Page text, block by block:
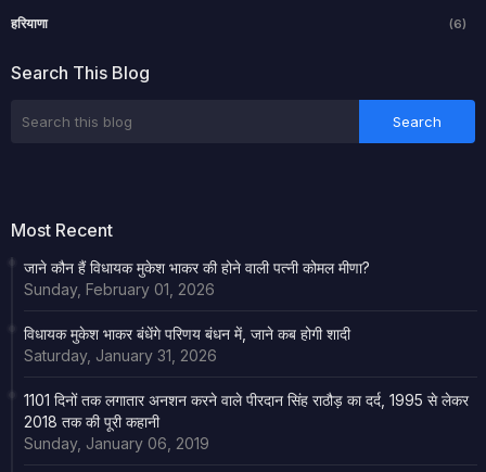
हरियाणा (6)
Search This Blog
Most Recent
जाने कौन हैं विधायक मुकेश भाकर की होने वाली पत्नी कोमल मीणा?
Sunday, February 01, 2026
विधायक मुकेश भाकर बंधेंगे परिणय बंधन में, जाने कब होगी शादी
Saturday, January 31, 2026
1101 दिनों तक लगातार अनशन करने वाले पीरदान सिंह राठौड़ का दर्द, 1995 से लेकर
2018 तक की पूरी कहानी
Sunday, January 06, 2019